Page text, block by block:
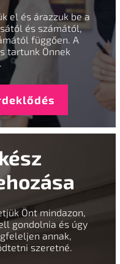
el és árazzuk be a
és számától,
függően. A
tartunk Önnek
Önt mindazon,
gondolnia és úgy
annak,
szeretné.